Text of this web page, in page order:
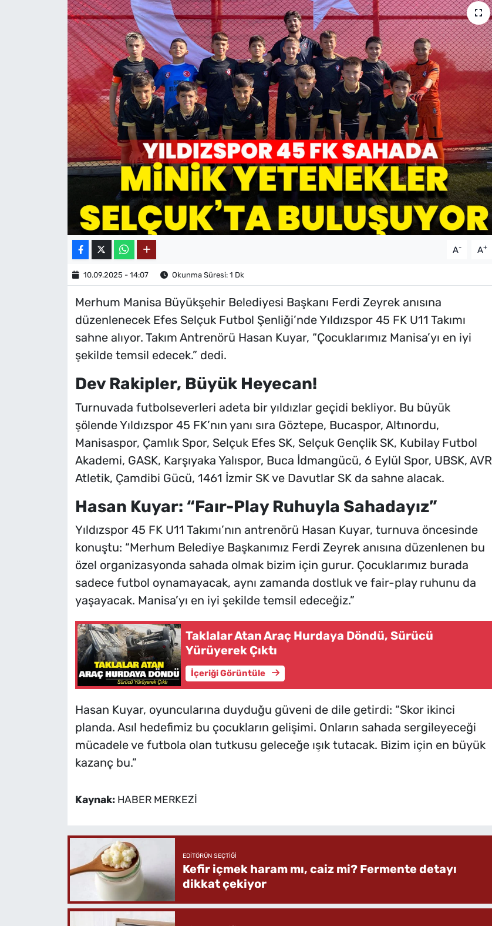
A- A+
10.09.2025 - 14:07 Okunma Süresi: 1 Dk
Merhum Manisa Büyükşehir Belediyesi Başkanı Ferdi Zeyrek anısına
düzenlenecek Efes Selçuk Futbol Şenliği’nde Yıldızspor 45 FK U11 Takımı
sahne alıyor. Takım Antrenörü Hasan Kuyar, “Çocuklarımız Manisa’yı en iyi
şekilde temsil edecek.” dedi.
Dev Rakipler, Büyük Heyecan!
Turnuvada futbolseverleri adeta bir yıldızlar geçidi bekliyor. Bu büyük
şölende Yıldızspor 45 FK’nın yanı sıra Göztepe, Bucaspor, Altınordu,
Manisaspor, Çamlık Spor, Selçuk Efes SK, Selçuk Gençlik SK, Kubilay Futbol
Akademi, GASK, Karşıyaka Yalıspor, Buca İdmangücü, 6 Eylül Spor, UBSK, AVR
Atletik, Çamdibi Gücü, 1461 İzmir SK ve Davutlar SK da sahne alacak.
Hasan Kuyar: “Faır-Play Ruhuyla Sahadayız”
Yıldızspor 45 FK U11 Takımı’nın antrenörü Hasan Kuyar, turnuva öncesinde
konuştu: “Merhum Belediye Başkanımız Ferdi Zeyrek anısına düzenlenen bu
özel organizasyonda sahada olmak bizim için gurur. Çocuklarımız burada
sadece futbol oynamayacak, aynı zamanda dostluk ve fair-play ruhunu da
yaşayacak. Manisa’yı en iyi şekilde temsil edeceğiz.”
Taklalar Atan Araç Hurdaya Döndü, Sürücü
Yürüyerek Çıktı
İçeriği Görüntüle
Hasan Kuyar, oyuncularına duyduğu güveni de dile getirdi: “Skor ikinci
planda. Asıl hedefimiz bu çocukların gelişimi. Onların sahada sergileyeceği
mücadele ve futbola olan tutkusu geleceğe ışık tutacak. Bizim için en büyük
kazanç bu.”
Kaynak: HABER MERKEZİ
EDITÖRÜN SEÇTIĞI
Kefir içmek haram mı, caiz mi? Fermente detayı
dikkat çekiyor
MAGAZİN